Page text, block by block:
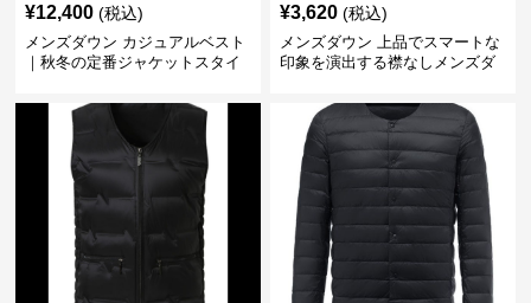
¥12,400 (税込)
メンズダウン カジュアルベスト
｜秋冬の定番ジャケットスタイ
¥3,620 (税込)
メンズダウン 上品でスマートな
印象を演出する襟なしメンズダ